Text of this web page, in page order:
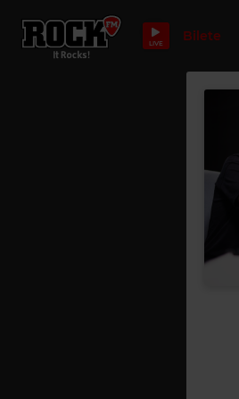
LIVE Bilete